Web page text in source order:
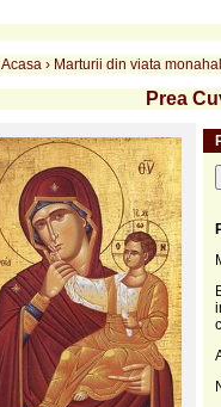
Acasa › Marturii din viata
Prea